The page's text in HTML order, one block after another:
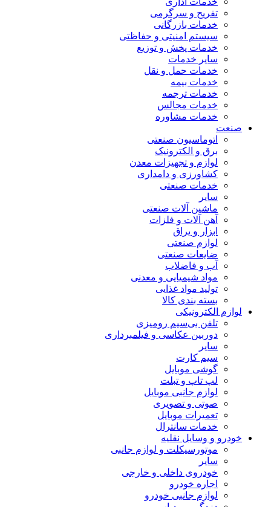
تفریح و سرگرمی
خدمات بازرگانی
سیستم امنیتی و حفاظتی
خدمات پخش و توزیع
سایر خدمات
خدمات حمل و نقل
خدمات بیمه
خدمات ترجمه
خدمات مجالس
خدمات مشاوره
صنعت
اتوماسیون صنعتی
برق و الکترونیک
لوازم و تجهیزات معدن
کشاورزی و دامداری
خدمات صنعتی
سایر
ماشین آلات صنعتی
آهن آلات و فلزات
ابزار و یراق
لوازم صنعتی
ضایعات صنعتی
آب و فاضلاب
مواد شیمیایی و معدنی
تولید مواد غذایی
بسته بندی کالا
لوازم الکترونیکی
تلفن بی‌سیم رومیزی
دوربین عکاسی و فیلمبرداری
سایر
سیم کارت
گوشی موبایل
لپ تاپ و تبلت
لوازم جانبی موبایل
صوتی و تصویری
تعمیرات موبایل
خدمات سانترال
خودرو و وسایل نقلیه
موتورسیکلت و لوازم جانبی
سایر
خودروی داخلی و خارجی
اجاره خودرو
لوازم جانبی خودرو